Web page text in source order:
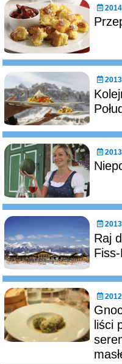
Raj
liści